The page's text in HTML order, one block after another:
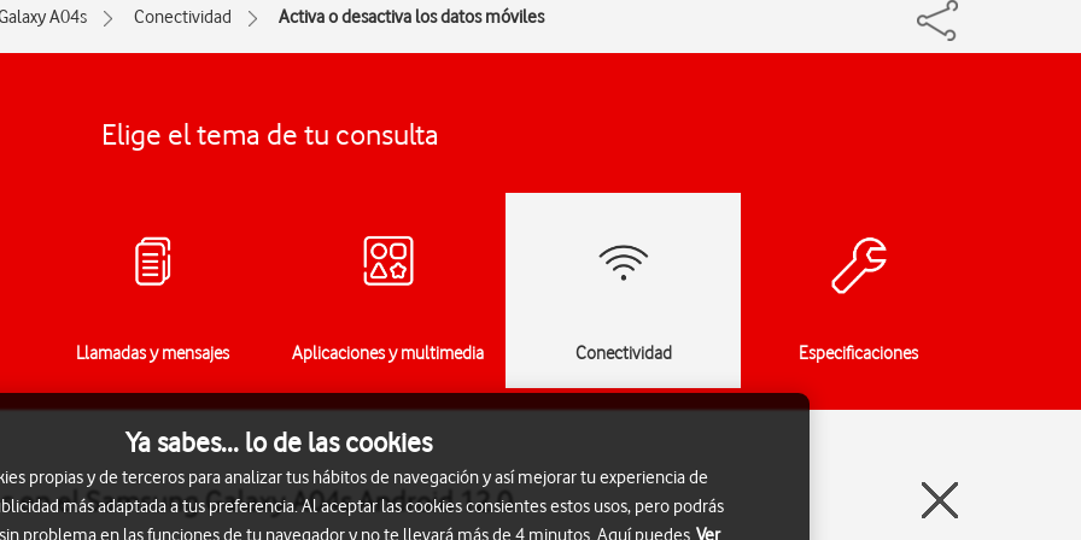
A04s Conectividad Activa o desactiva los datos móviles
Elige el tema de tu consulta
Llamadas y mensajes Aplicaciones y multimedia Conectividad Especificaciones
en el Samsung Galaxy A04s Android 12.0
Ya sabes... lo de las cookies
propias y de terceros para analizar tus hábitos de navegación y así mejorar tu experiencia de
más adaptada a tus preferencia. Al aceptar las cookies consientes estos usos, pero podrás
problema en las funciones de tu navegador y no te llevará más de 4 minutos. Aquí puedes Ver